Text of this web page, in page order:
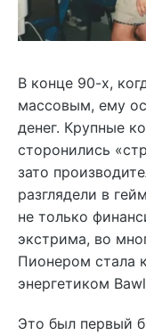
В конце 90-х,
массовым, ему
денег. Крупные
сторонились
зато
разглядели в
не только
экстрима, во
Пионером стала
энергетиком
Это был первый